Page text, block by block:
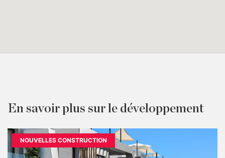
En savoir plus sur le développement
NOUVELLES CONSTRUCTION